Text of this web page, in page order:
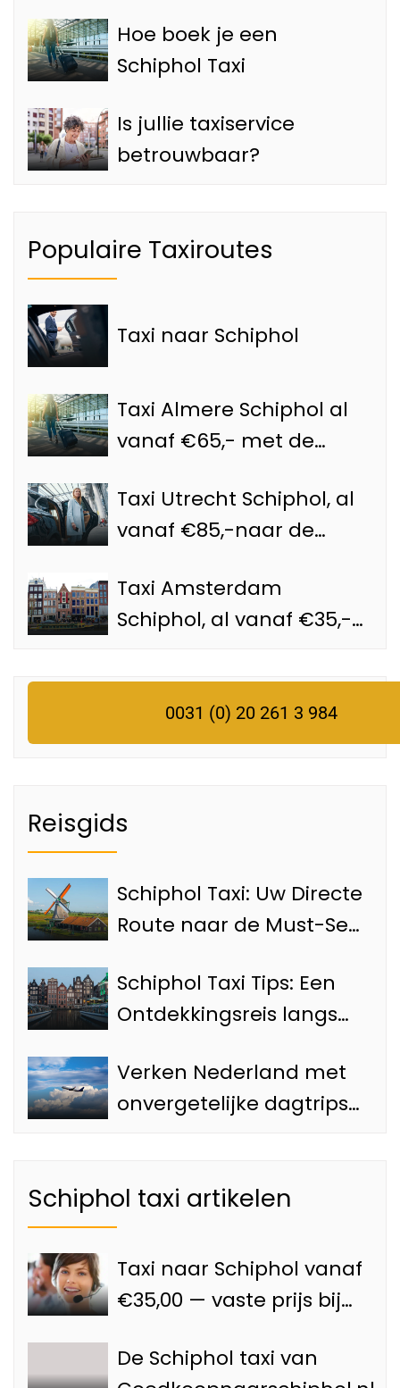
Hoe boek je een
Schiphol Taxi
Is jullie taxiservice
betrouwbaar?
Populaire Taxiroutes
Taxi naar Schiphol
Taxi Almere Schiphol al
vanaf €65,- met de
Taxi Utrecht Schiphol, al
vanaf €85,-naar de
Taxi Amsterdam
Schiphol, al vanaf €35,-
Schiphol taxi
0031 (0) 20 261 3 984
Reisgids
Schiphol Taxi: Uw Directe
Route naar de Must-See
van Amsterdam
Schiphol Taxi Tips: Een
Ontdekkingsreis langs
Amsterdam
Verken Nederland met
onvergetelijke dagtrips
Schiphol taxi artikelen
Taxi naar Schiphol vanaf
€35,00 — vaste prijs bij
De Schiphol taxi van